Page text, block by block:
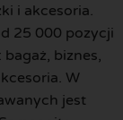
i akcesoria.
25 000 pozycji
biznes,
W
jest